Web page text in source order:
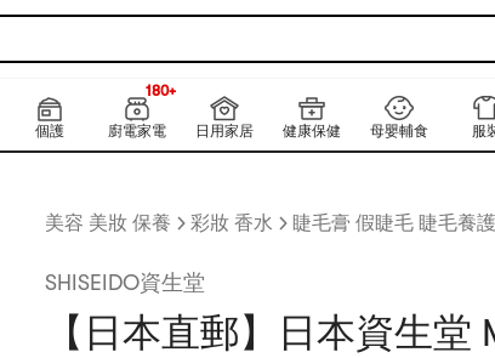
個護 廚電家電
上新
180+
日用家居
健康保健 母嬰輔食 服
美容 美妝 保養 彩妝 香水 睫毛膏 假睫毛 睫毛養護
SHISEIDO資生堂
【日本直郵】日本資生堂